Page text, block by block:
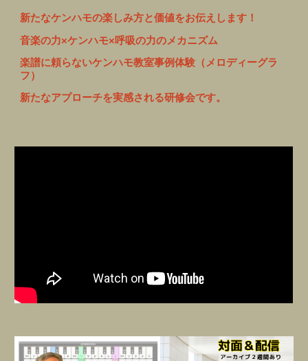
新たなケンハモの楽しみ方と価値をお伝えします！
音楽の力×ケンハモ×呼吸の力のメカニズム
楽譜に頼らないケンハモ教室事例体験（メロディーグラ
フ）
新たなアプローチを実感される研修会です。